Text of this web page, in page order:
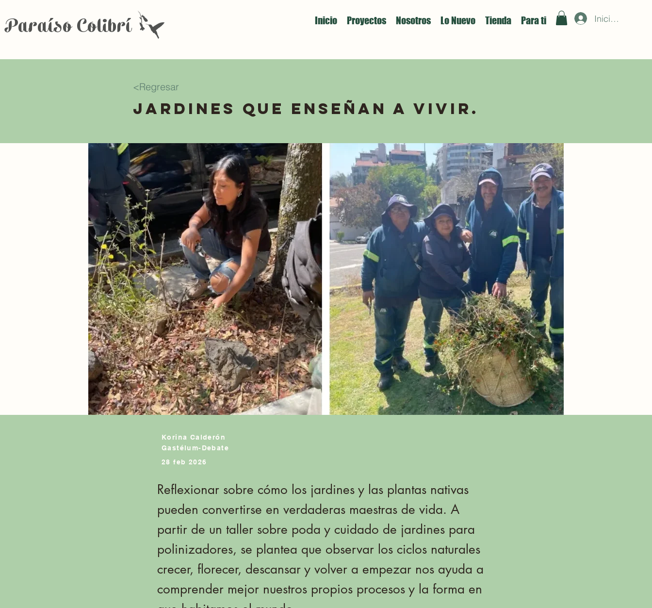
Paraíso Colibrí Inicio Proyectos Nosotros Lo Nuevo Tienda Para ti Iniciar sesión
<Regresar
Jardines que enseñan a vivir.
Korina Calderón
Gastélum-Debate
28 feb 2026
Reflexionar sobre cómo los jardines y las plantas nativas
pueden convertirse en verdaderas maestras de vida. A
partir de un taller sobre poda y cuidado de jardines para
polinizadores, se plantea que observar los ciclos naturales
crecer, florecer, descansar y volver a empezar nos ayuda a
comprender mejor nuestros propios procesos y la forma en